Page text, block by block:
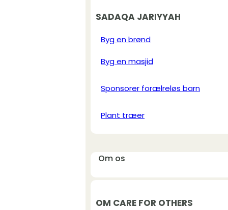
SADAQA JARIYYAH
Byg en brønd
Byg en masjid
Sponsorer forælreløs barn
Plant træer
Om os
OM CARE FOR OTHERS